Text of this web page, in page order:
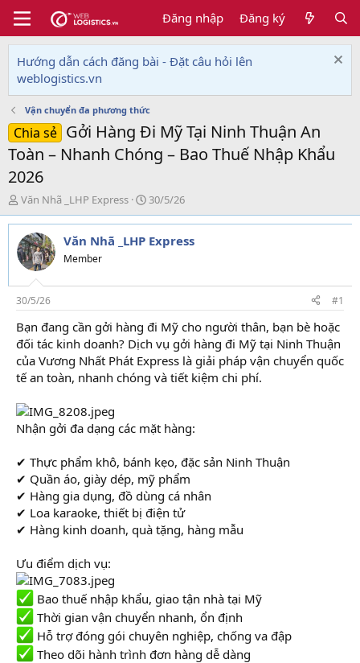
Đăng nhập Đăng ký
Hướng dẫn cách đăng bài - Đặt câu hỏi lên
weblogistics.vn
Vận chuyển đa phương thức
Chia sẻ Gởi Hàng Đi Mỹ Tại Ninh Thuận An
Toàn – Nhanh Chóng – Bao Thuế Nhập Khẩu
2026
T
h
r
e
a
d
s
t
a
r
t
e
r
Văn Nhã _LHP Express
N
g
à
y
i
30/5/26
Văn Nhã _LHP Express
Member
30/5/26 #1
Bạn đang cần gởi hàng đi Mỹ cho người thân, bạn bè hoặc
đối tác kinh doanh? Dịch vụ gởi hàng đi Mỹ tại Ninh Thuận
của Vương Nhất Phát Express là giải pháp vận chuyển quốc
tế an toàn, nhanh chóng và tiết kiệm chi phí.
Nhận gởi đa dạng các mặt hàng:
✔ Thực phẩm khô, bánh kẹo, đặc sản Ninh Thuận
✔ Quần áo, giày dép, mỹ phẩm
✔ Hàng gia dụng, đồ dùng cá nhân
✔ Loa karaoke, thiết bị điện tử
✔ Hàng kinh doanh, quà tặng, hàng mẫu
Ưu điểm dịch vụ:
Bao thuế nhập khẩu, giao tận nhà tại Mỹ
Thời gian vận chuyển nhanh, ổn định
Hỗ trợ đóng gói chuyên nghiệp, chống va đập
Theo dõi hành trình đơn hàng dễ dàng